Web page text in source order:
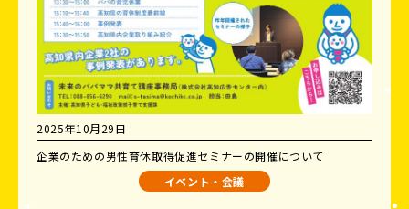
2025年10月29日
企業のための男性育休取得促進セミナーの開催について
イベント・会議